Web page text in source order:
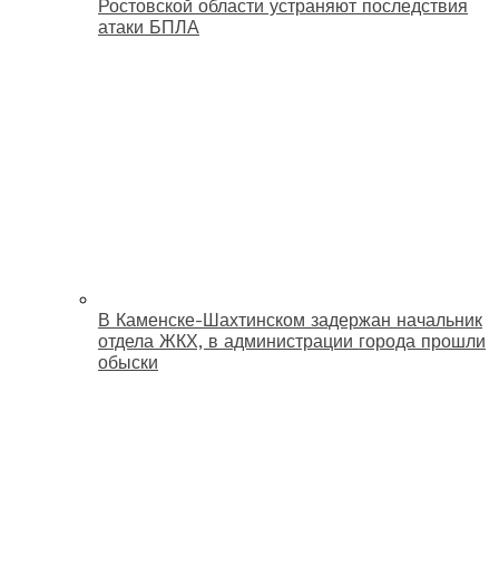
Ростовской области устраняют последствия
атаки БПЛА
В Каменске-Шахтинском задержан начальник
отдела ЖКХ, в администрации города прошли
обыски